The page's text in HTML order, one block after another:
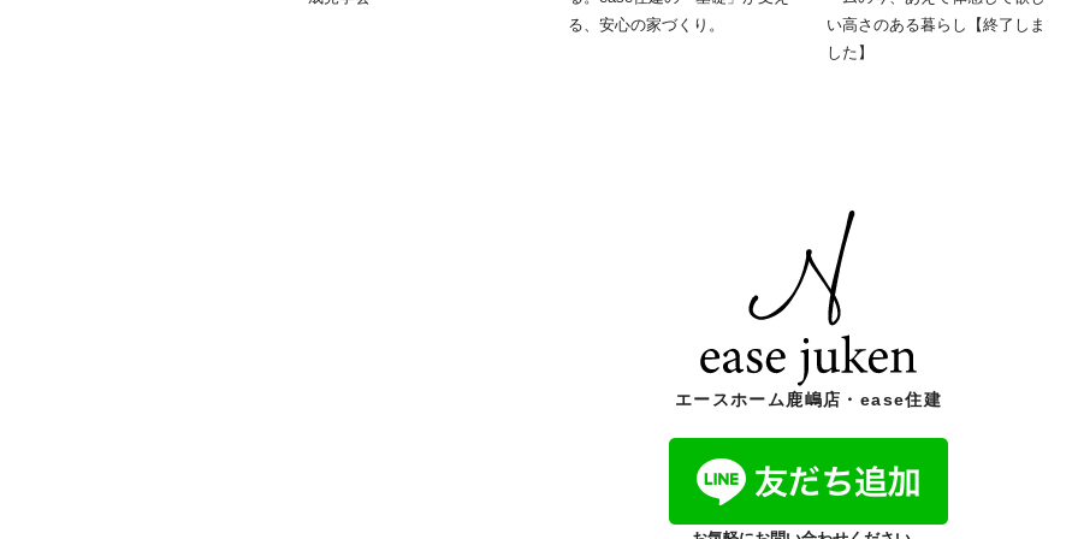
る、安心の家づくり。
い高さのある暮らし【終了しま
した】
エースホーム鹿嶋店・ease住建